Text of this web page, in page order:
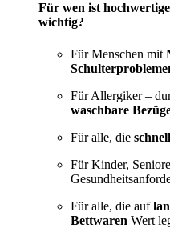
Für wen ist
wichtig?
Für Menschen mit
Für Allergiker –
waschbare
Für alle, die
Für Kinder,
Für alle, die auf
Bettwaren Wert